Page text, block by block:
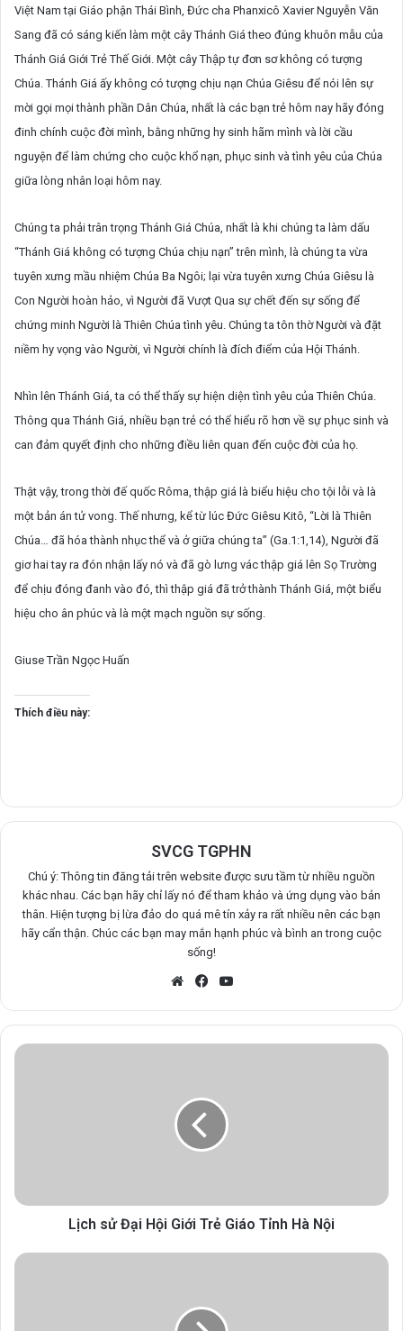
Việt Nam tại Giáo phận Thái Bình, Đức cha Phanxicô Xavier Nguyễn Văn
Sang đã có sáng kiến làm một cây Thánh Giá theo đúng khuôn mẫu của
Thánh Giá Giới Trẻ Thế Giới. Một cây Thập tự đơn sơ không có tượng
Chúa. Thánh Giá ấy không có tượng chịu nạn Chúa Giêsu để nói lên sự
mời gọi mọi thành phần Dân Chúa, nhất là các bạn trẻ hôm nay hãy đóng
đinh chính cuộc đời mình, bằng những hy sinh hãm mình và lời cầu
nguyện để làm chứng cho cuộc khổ nạn, phục sinh và tình yêu của Chúa
giữa lòng nhân loại hôm nay.
Chúng ta phải trân trọng Thánh Giá Chúa, nhất là khi chúng ta làm dấu
“Thánh Giá không có tượng Chúa chịu nạn” trên mình, là chúng ta vừa
tuyên xưng mầu nhiệm Chúa Ba Ngôi; lại vừa tuyên xưng Chúa Giêsu là
Con Người hoàn hảo, vì Người đã Vượt Qua sự chết đến sự sống để
chứng minh Người là Thiên Chúa tình yêu. Chúng ta tôn thờ Người và đặt
niềm hy vọng vào Người, vì Người chính là đích điểm của Hội Thánh.
Nhìn lên Thánh Giá, ta có thể thấy sự hiện diện tình yêu của Thiên Chúa.
Thông qua Thánh Giá, nhiều bạn trẻ có thể hiểu rõ hơn về sự phục sinh và
can đảm quyết định cho những điều liên quan đến cuộc đời của họ.
Thật vậy, trong thời đế quốc Rôma, thập giá là biểu hiệu cho tội lỗi và là
một bản án tử vong. Thế nhưng, kể từ lúc Đức Giêsu Kitô, “Lời là Thiên
Chúa… đã hóa thành nhục thể và ở giữa chúng ta” (Ga.1:1,14), Người đã
giơ hai tay ra đón nhận lấy nó và đã gò lưng vác thập giá lên Sọ Trường
để chịu đóng đanh vào đó, thì thập giá đã trở thành Thánh Giá, một biểu
hiệu cho ân phúc và là một mạch nguồn sự sống.
Giuse Trần Ngọc Huấn
Thích điều này:
SVCG TGPHN
Chú ý: Thông tin đăng tải trên website được sưu tầm từ nhiều nguồn
khác nhau. Các bạn hãy chỉ lấy nó để tham khảo và ứng dụng vào bản
thân. Hiện tượng bị lừa đảo do quá mê tín xảy ra rất nhiều nên các bạn
hãy cẩn thận. Chúc các bạn may mắn hạnh phúc và bình an trong cuộc
sống!
WebsiteFacebook
Lịch sử Đại Hội Giới Trẻ Giáo Tỉnh Hà Nội